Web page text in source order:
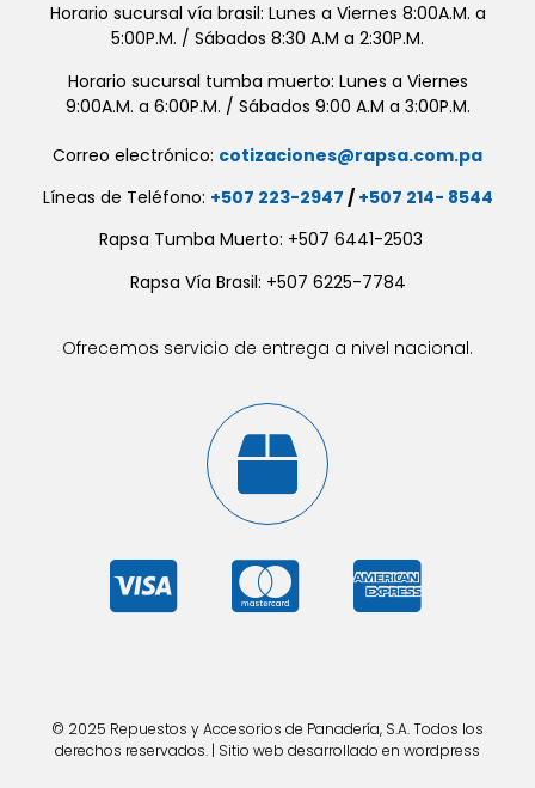
Horario sucursal vía brasil: Lunes a Viernes 8:00A.M. a
5:00P.M. / Sábados 8:30 A.M a 2:30P.M.
Horario sucursal tumba muerto: Lunes a Viernes
9:00A.M. a 6:00P.M. / Sábados 9:00 A.M a 3:00P.M.
Correo electrónico: cotizaciones@rapsa.com.pa
Líneas de Teléfono: +507 223-2947 / +507 214- 8544
Rapsa Tumba Muerto: +507 6441-2503
Rapsa Vía Brasil: +507 6225-7784
Ofrecemos servicio de entrega a nivel nacional.
© 2025 Repuestos y Accesorios de Panadería, S.A. Todos los
derechos reservados. | Sitio web desarrollado en wordpress